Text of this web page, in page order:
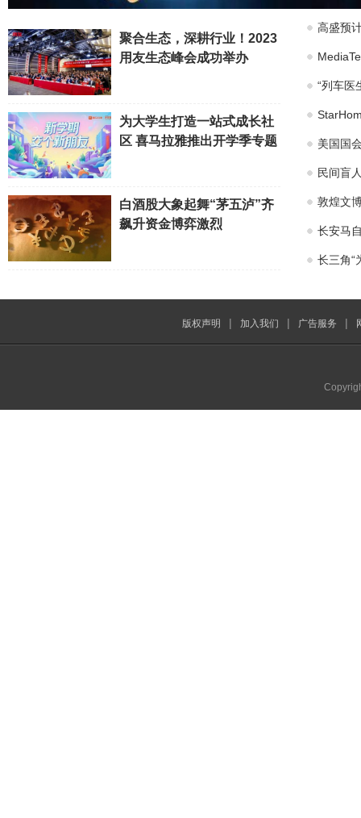
聚合生态，深耕行业！2023
用友生态峰会成功举办
为大学生打造一站式成长社
区 喜马拉雅推出开学季专题
白酒股大象起舞“茅五泸”齐
飙升资金博弈激烈
高盛预
“列车医
美国国
民间盲
敦煌文
长安马
长三角“
版权声明 | 加入我们 | 广告服务 |